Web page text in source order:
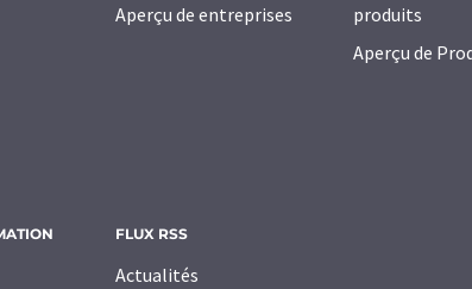
Aperçu de entreprises
produits
Aperçu de
FLUX RSS
Actualités